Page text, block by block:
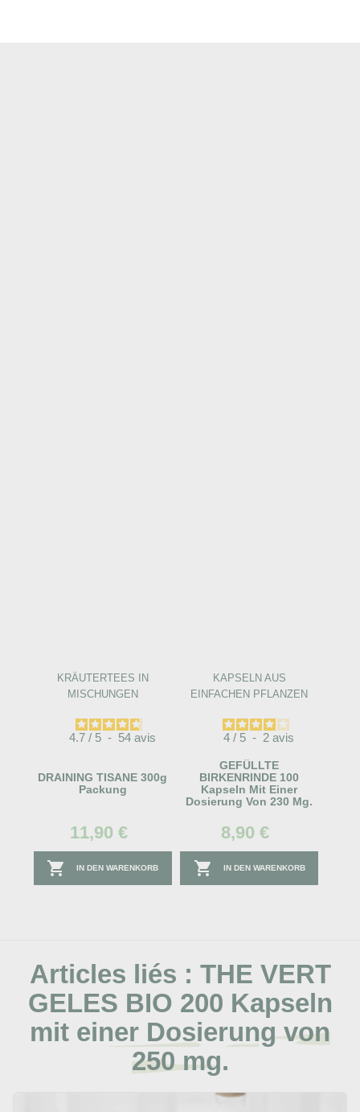
KRÄUTERTEES IN
MISCHUNGEN
4.7 / 5 - 54 avis
DRAINING TISANE 300g
Packung
11,90 €
 IN DEN WARENKORB
KAPSELN AUS
EINFACHEN PFLANZEN
4 / 5 - 2 avis
GEFÜLLTE
BIRKENRINDE 100
Kapseln Mit Einer
Dosierung Von 230 Mg.
8,90 €
 IN DEN WARENKORB
Articles liés : THE VERT
GELES BIO 200 Kapseln
mit einer Dosierung von
250 mg.